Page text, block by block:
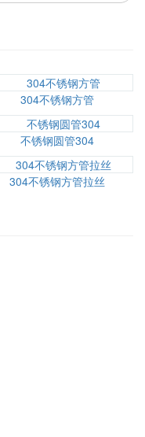
304不锈钢方管
不锈钢圆管304
304不锈钢方管拉丝